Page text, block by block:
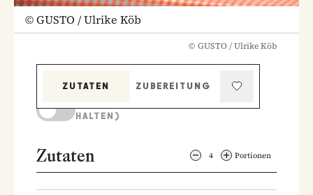
©GUSTO / Ulrike Köb
© GUSTO / Ulrike Köb
ZUTATEN
ZUBEREITUNG
HALTEN)
Zutaten 4 Portionen